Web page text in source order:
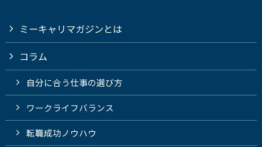
ミーキャリマガジンとは
コラム
自分に合う仕事の選び方
ワークライフバランス
転職成功ノウハウ